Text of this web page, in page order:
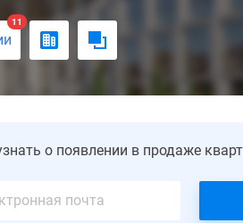
11
о появлении в продаже